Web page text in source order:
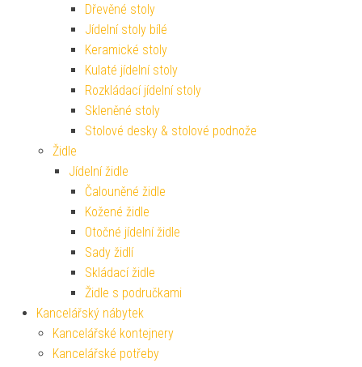
Dřevěné stoly
Jídelní stoly bílé
Keramické stoly
Kulaté jídelní stoly
Rozkládací jídelní stoly
Skleněné stoly
Stolové desky & stolové podnože
Židle
Jídelní židle
Čalouněné židle
Kožené židle
Otočné jídelní židle
Sady židlí
Skládací židle
Židle s područkami
Kancelářský nábytek
Kancelářské kontejnery
Kancelářské potřeby